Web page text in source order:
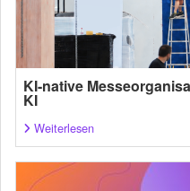
KI-native
KI
Weiterlesen